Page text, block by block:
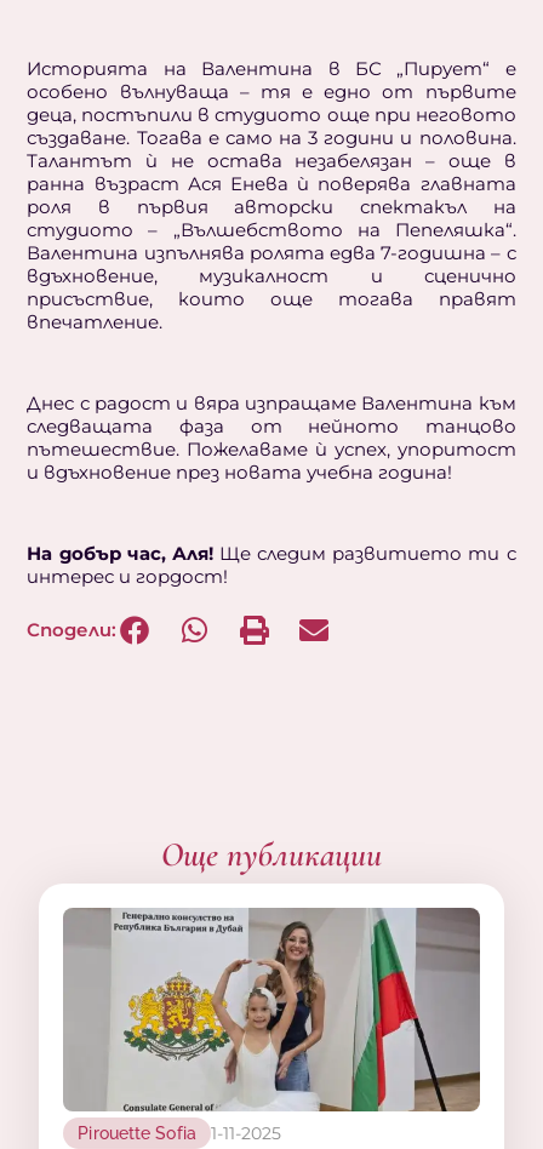
Историята на Валентина в БС „Пирует“ е
особено вълнуваща – тя е едно от първите
деца, постъпили в студиото още при неговото
създаване. Тогава е само на 3 години и половина.
Талантът ѝ не остава незабелязан – още в
ранна възраст Ася Енева ѝ поверява главната
роля в първия авторски спектакъл на
студиото – „Вълшебството на Пепеляшка“.
Валентина изпълнява ролята едва 7-годишна – с
вдъхновение, музикалност и сценично
присъствие, които още тогава правят
впечатление.
Днес с радост и вяра изпращаме Валентина към
следващата фаза от нейното танцово
пътешествие. Пожелаваме ѝ успех, упоритост
и вдъхновение през новата учебна година!
На добър час, Аля!Ще следим развитието ти с
интерес и гордост!
Сподели:
Още публикации
Pirouette Sofia 1-11-2025